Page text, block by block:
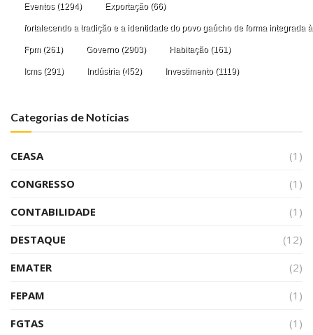
Eventos(1294) Exportação(66)
fortalecendo a tradição e a identidade do povo gaúcho de forma
Fpm(261) Governo(2903) Habitação(161)
Icms(291) Indústria (452) Investimento(1119)
Categorias de Notícias
CEASA
(1)
CONGRESSO
(1)
CONTABILIDADE
(1)
DESTAQUE
(12)
EMATER
(2)
FEPAM
(1)
FGTAS
(1)